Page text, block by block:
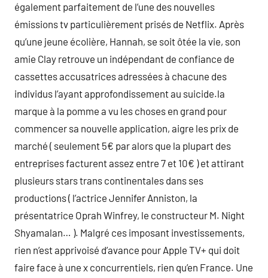
également parfaitement de l’une des nouvelles
émissions tv particulièrement prisés de Netflix. Après
qu’une jeune écolière, Hannah, se soit ôtée la vie, son
amie Clay retrouve un indépendant de confiance de
cassettes accusatrices adressées à chacune des
individus l’ayant approfondissement au suicide.la
marque à la pomme a vu les choses en grand pour
commencer sa nouvelle application, aigre les prix de
marché ( seulement 5€ par alors que la plupart des
entreprises facturent assez entre 7 et 10€ ) et attirant
plusieurs stars trans continentales dans ses
productions ( l’actrice Jennifer Anniston, la
présentatrice Oprah Winfrey, le constructeur M. Night
Shyamalan… ). Malgré ces imposant investissements,
rien n’est apprivoisé d’avance pour Apple TV+ qui doit
faire face à une x concurrentiels, rien qu’en France. Une